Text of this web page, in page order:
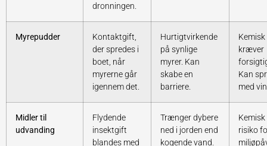
dronningen.
Myrepudder
Kontaktgift,
der spredes i
boet, når
myrerne går
igennem det.
Hurtigtvirkende
på synlige
myrer. Kan
skabe en
barriere.
kræver
Kan
med
Midler til
udvanding
Flydende
insektgift
blandes med
Trænger dybere
ned i jorden end
kogende vand.
risiko